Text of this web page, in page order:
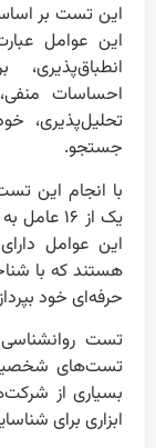
این عوامل
احساسات
تحلیل‌پذیری،
جستجو.
با انجام این
یک از
این عوامل
هستند که با
حرفه‌ای خود
تست‌های
بسیاری از
ابزاری برای